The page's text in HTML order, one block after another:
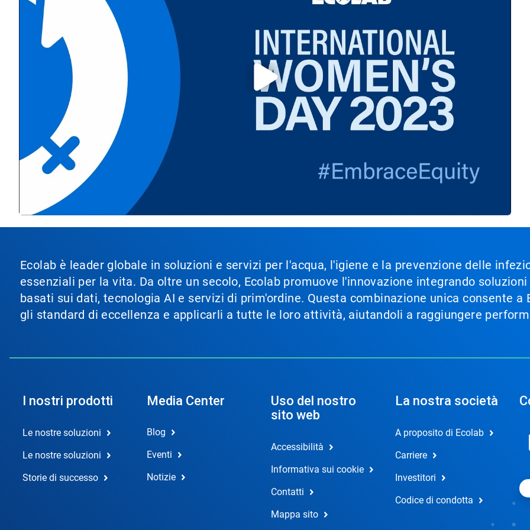
Ecolab è leader globale in soluzioni e servizi per l'acqua, l'igiene e la prevenzione delle
essenziali per la vita. Da oltre un secolo, Ecolab promuove l'innovazione integrando
basati sui dati, tecnologia AI e servizi di prim'ordine. Questa combinazione unica consente
gli standard di eccellenza e applicarli a tutte le loro attività, aiutandoli a raggiungere
I nostri prodotti
Le nostre soluzioni
Le nostre soluzioni
Storie di successo
Media Center
Blog
Eventi
Notizie
Uso del nostro
sito web
Accessibilità
Informativa sui cookie
Contatti
Mappa sito
La nostra società
A proposito di Ecolab
Carriere
Investitori
Codice di condotta